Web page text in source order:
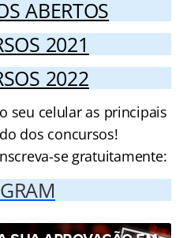
ABERTOS
2021
2022
seu celular as principais
dos concursos!
se gratuitamente: